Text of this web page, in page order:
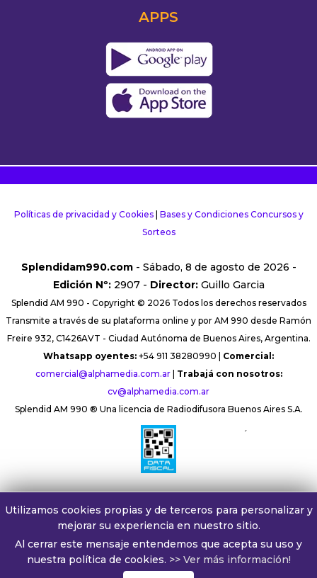
APPS
Políticas de privacidad y Cookies| Bases y Condiciones Concursos y
Sorteos
Splendidam990.com- Sábado, 8 de agosto de 2026 -
Edición Nº:2907 - Director:Guillo Garcia
Splendid AM 990 - Copyright © 2026 Todos los derechos reservados
Transmite a través de su plataforma online y por AM 990 desde Ramón
Freire 932, C1426AVT - Ciudad Autónoma de Buenos Aires, Argentina.
Whatsapp oyentes: +54 911 38280990 | Comercial:
comercial@alphamedia.com.ar| Trabajá con nosotros:
cv@alphamedia.com.ar
Splendid AM 990 ® Una licencia de Radiodifusora Buenos Aires S.A.
´
Utilizamos cookies propias y de terceros para personalizar y
mejorar su experiencia en nuestro sitio.
Al cerrar este mensaje entendemos que acepta su uso y
nuestra política de cookies. >> Ver más información!